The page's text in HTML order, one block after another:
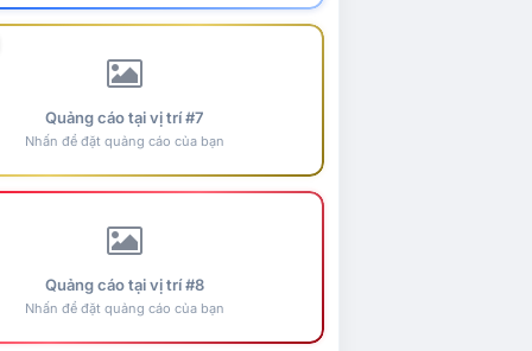
Quảng cáo tại vị trí #7
Nhấn để đặt quảng cáo của bạn
Quảng cáo tại vị trí #8
Nhấn để đặt quảng cáo của bạn